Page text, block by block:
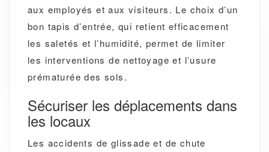
aux employés et aux visiteurs. Le choix d’un
bon tapis d’entrée, qui retient efficacement
les saletés et l’humidité, permet de limiter
les interventions de nettoyage et l’usure
prématurée des sols.
Sécuriser les déplacements dans
les locaux
Les accidents de glissade et de chute